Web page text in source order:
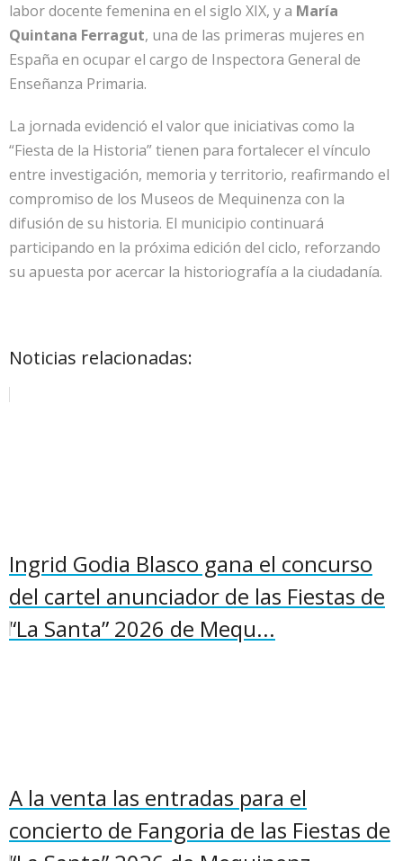
labor docente femenina en el siglo XIX, y a María
Quintana Ferragut, una de las primeras mujeres en
España en ocupar el cargo de Inspectora General de
Enseñanza Primaria.
La jornada evidenció el valor que iniciativas como la
“Fiesta de la Historia” tienen para fortalecer el vínculo
entre investigación, memoria y territorio, reafirmando el
compromiso de los Museos de Mequinenza con la
difusión de su historia. El municipio continuará
participando en la próxima edición del ciclo, reforzando
su apuesta por acercar la historiografía a la ciudadanía.
Noticias relacionadas:
Ingrid Godia Blasco gana el concurso
del cartel anunciador de las Fiestas de
“La Santa” 2026 de Mequ...
A la venta las entradas para el
concierto de Fangoria de las Fiestas de